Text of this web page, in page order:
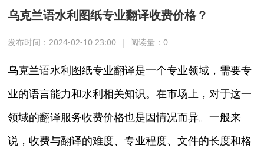
乌克兰语水利图纸专业翻译收费价格？
发布时间：2024-02-10 23:00 | 阅读量：0
乌克兰语水利图纸专业翻译是一个专业领域，需要专
业的语言能力和水利相关知识。在市场上，对于这一
领域的翻译服务收费价格也是因情况而异。一般来
说，收费与翻译的难度、专业程度、文件的长度和格